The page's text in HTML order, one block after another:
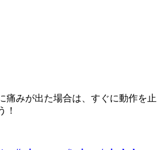
痛みが出た場合は、すぐに動作を止
！